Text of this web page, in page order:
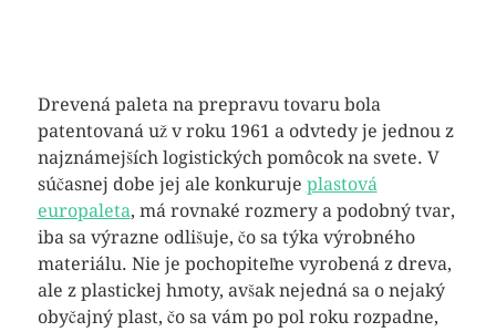
Drevená paleta na prepravu tovaru bola
patentovaná už v roku 1961 a odvtedy je jednou z
najznámejších logistických pomôcok na svete. V
súčasnej dobe jej ale konkuruje plastová
europaleta, má rovnaké rozmery a podobný tvar,
iba sa výrazne odlišuje, čo sa týka výrobného
materiálu. Nie je pochopiteľne vyrobená z dreva,
ale z plastickej hmoty, avšak nejedná sa o nejaký
obyčajný plast, čo sa vám po pol roku rozpadne,